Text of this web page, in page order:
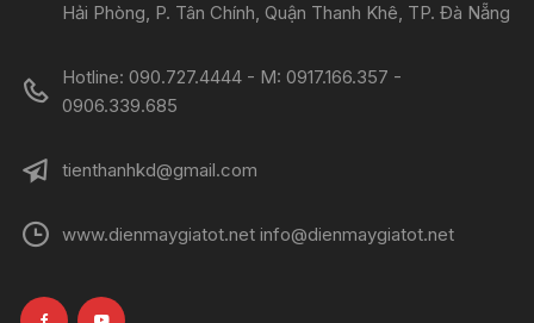
Hải Phòng, P. Tân Chính, Quận Thanh Khê, TP. Đà Nẵng
Hotline: 090.727.4444 - M: 0917.166.357 -
0906.339.685
tienthanhkd@gmail.com
www.dienmaygiatot.net info@dienmaygiatot.net